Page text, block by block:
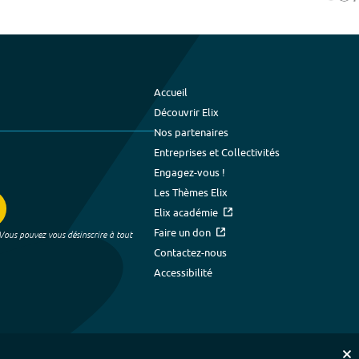
pouvez vous désinscrire à tout
Accueil
Découvrir Elix
Nos partenaires
Entreprises et Collectivités
Engagez-vous !
Les Thèmes Elix
Elix académie
Faire un don
Contactez-nous
Accessibilité